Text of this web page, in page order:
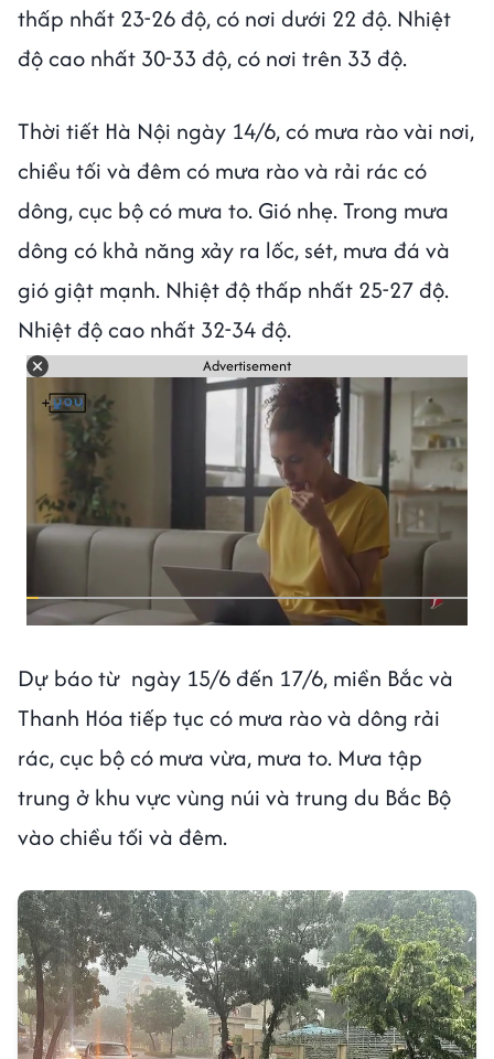
thấp nhất 23-26 độ, có nơi dưới 22 độ. Nhiệt
độ cao nhất 30-33 độ, có nơi trên 33 độ.
Thời tiết Hà Nội ngày 14/6, có mưa rào vài nơi,
chiều tối và đêm có mưa rào và rải rác có
dông, cục bộ có mưa to. Gió nhẹ. Trong mưa
dông có khả năng xảy ra lốc, sét, mưa đá và
gió giật mạnh. Nhiệt độ thấp nhất 25-27 độ.
Nhiệt độ cao nhất 32-34 độ.
Advertisement
Dự báo từ ngày 15/6 đến 17/6, miền Bắc và
Thanh Hóa tiếp tục có mưa rào và dông rải
rác, cục bộ có mưa vừa, mưa to. Mưa tập
trung ở khu vực vùng núi và trung du Bắc Bộ
vào chiều tối và đêm.